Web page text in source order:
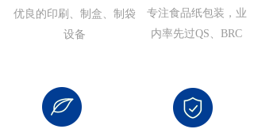
优良的印刷、制盒、制袋
设备
专注食品纸包装，业
内率先过QS、BRC